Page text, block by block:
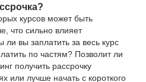
курсов может быть
что сильно влияет
ли вы заплатить за весь курс
по частям? Позволит ли
получить рассрочку
или лучше начать с короткого